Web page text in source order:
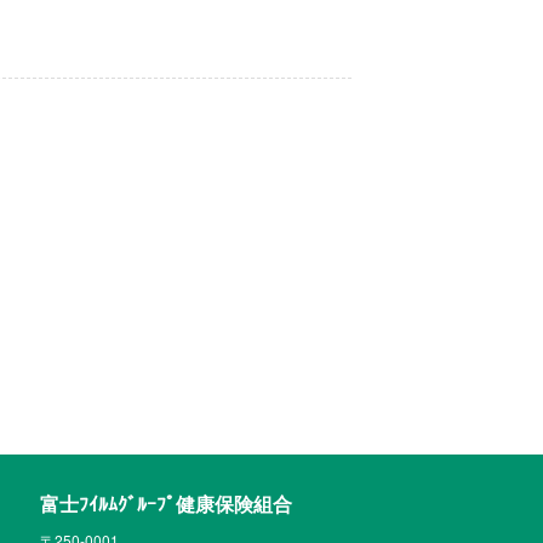
富士ﾌｲﾙﾑｸﾞﾙｰﾌﾟ健康保険組合